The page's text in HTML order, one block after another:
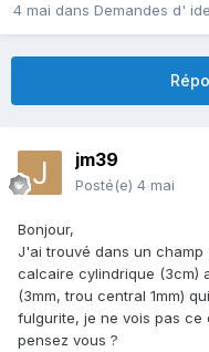
4 mai dans Demandes d'
jm39
Posté(e) 4 mai
Bonjour,
J'ai trouvé dans un
calcaire cylindrique (3cm)
(3mm, trou central 1mm)
fulgurite, je ne vois pas
pensez vous ?